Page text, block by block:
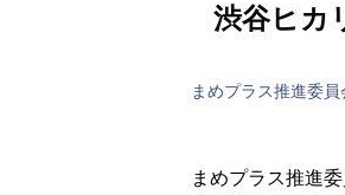
渋谷ヒカ
まめプラス推進委員
まめプラス推進